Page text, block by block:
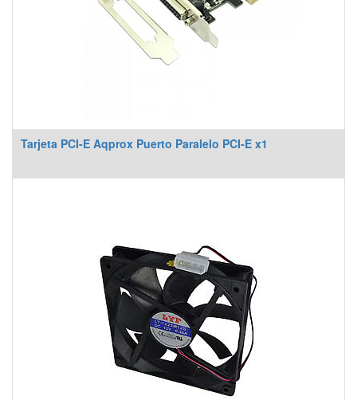
Tarjeta PCI-E Aqprox Puerto Paralelo PCI-E x1